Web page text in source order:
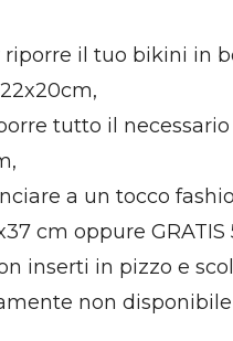
il tuo bikini in
tutto il
a un tocco
cm oppure
inserti in pizzo e
non